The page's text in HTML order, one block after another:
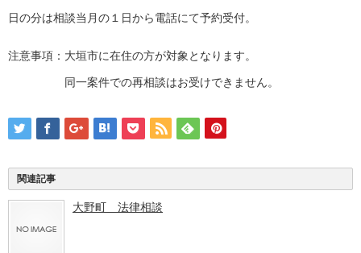
日の分は相談当月の１日から電話にて予約受付。
注意事項：大垣市に在住の方が対象となります。
同一案件での再相談はお受けできません。
関連記事
大野町 法律相談